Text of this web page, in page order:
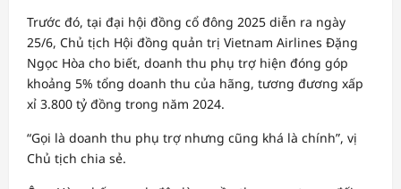
Trước đó, tại đại hội đồng cổ đông 2025 diễn ra ngày
25/6, Chủ tịch Hội đồng quản trị Vietnam Airlines Đặng
Ngọc Hòa cho biết, doanh thu phụ trợ hiện đóng góp
khoảng 5% tổng doanh thu của hãng, tương đương xấp
xỉ 3.800 tỷ đồng trong năm 2024.
“Gọi là doanh thu phụ trợ nhưng cũng khá là chính”, vị
Chủ tịch chia sẻ.